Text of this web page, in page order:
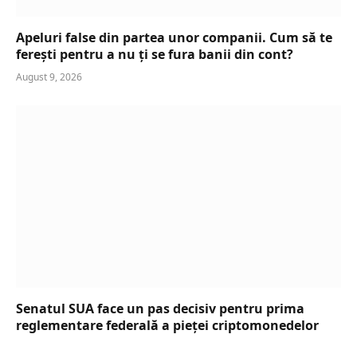
Apeluri false din partea unor companii. Cum să te
ferești pentru a nu ți se fura banii din cont?
August 9, 2026
Senatul SUA face un pas decisiv pentru prima
reglementare federală a pieței criptomonedelor